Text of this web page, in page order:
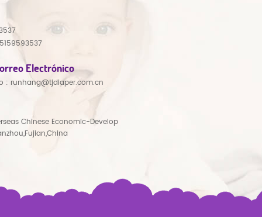
Electrónico
: runhang@tjdiaper.com.cn
Chinese Economic-Develop